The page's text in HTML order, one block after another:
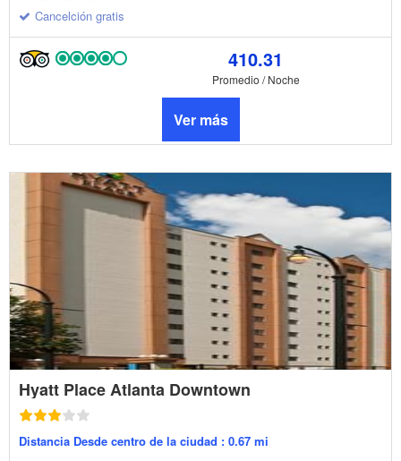
Cancelción gratis
410.31
Promedio / Noche
Ver más
Hyatt Place Atlanta Downtown
Distancia Desde centro de la ciudad : 0.67 mi